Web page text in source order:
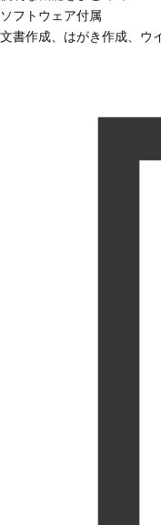
ソフトウェア付属
文書作成、はがき作成、ウ